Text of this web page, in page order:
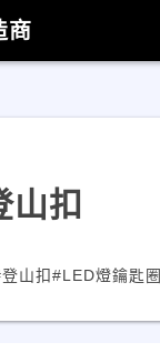
商
山扣
山扣#LED燈鑰匙圈